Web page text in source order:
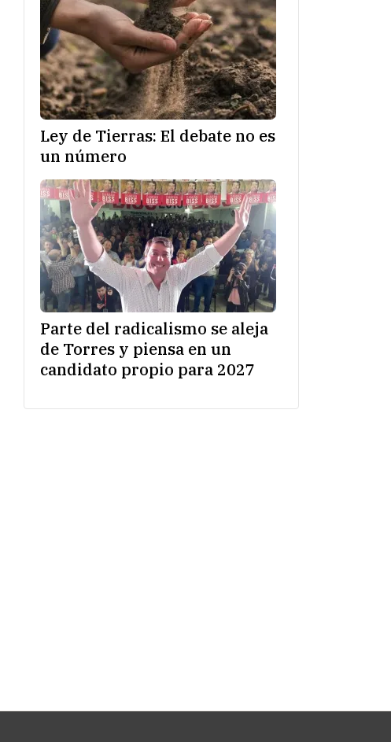
Ley de Tierras: El debate no es
un número
Parte del radicalismo se aleja
de Torres y piensa en un
candidato propio para 2027